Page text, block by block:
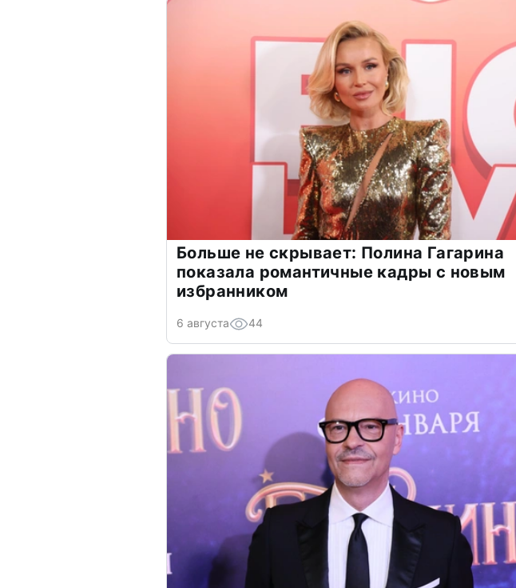
Больше не скрывает: Полина Гагарина
показала романтичные кадры с новым
избранником
6 августа 44